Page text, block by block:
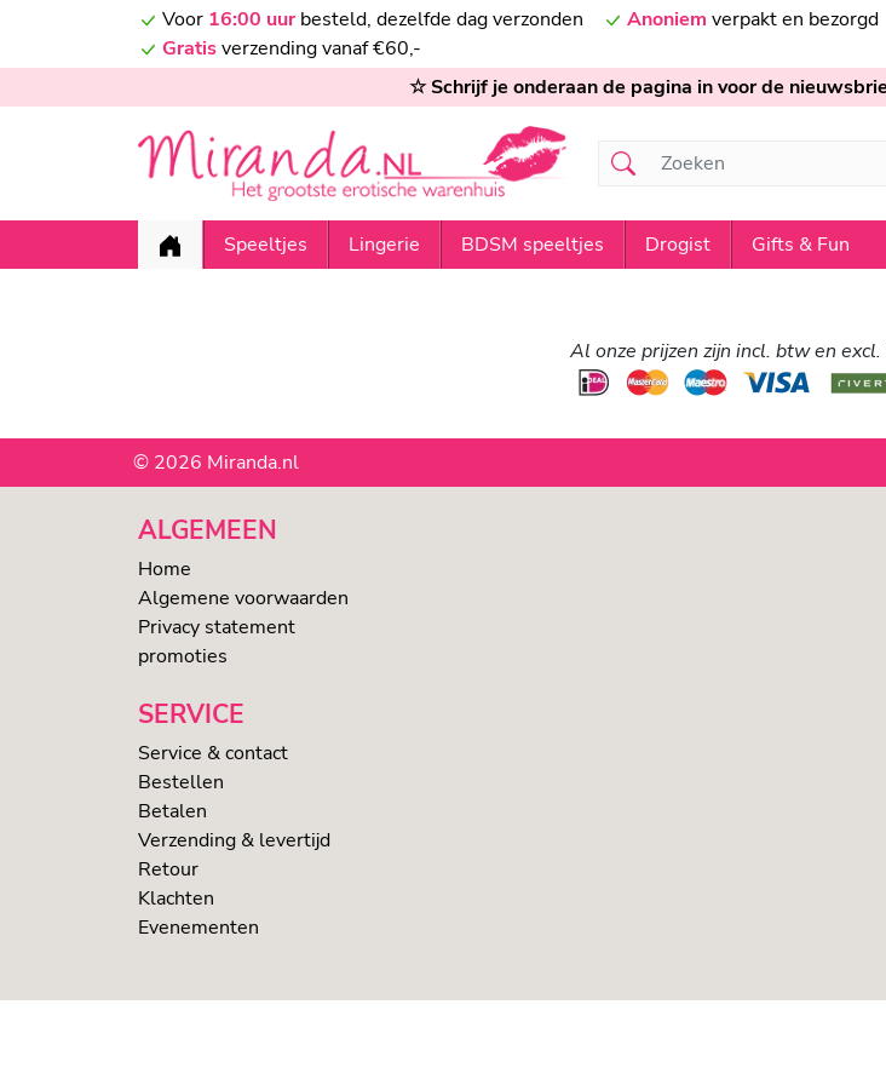
Voor 16:00 uurbesteld, dezelfde dag verzonden Anoniem verpakt en bezorgd
Gratisverzending vanaf €60,-
☆ Schrijf je onderaan de pagina in voor de
Speeltjes Lingerie BDSM speeltjes Drogist Gifts & Fun
Al onze prijzen zijn incl. btw en
© 2026 Miranda.nl
ALGEMEEN
Home
Algemene voorwaarden
Privacy statement
promoties
SERVICE
Service & contact
Bestellen
Betalen
Verzending & levertijd
Retour
Klachten
Evenementen